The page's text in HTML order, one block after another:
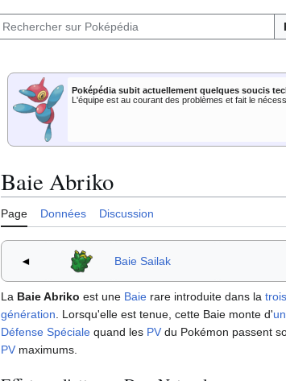
Poképédia subit actuellement quelques soucis
L'équipe est au courant des problèmes et fait le
Baie Abriko
Page Données Discussion
◄ Baie Sailak
La Baie Abriko est une Baie rare introduite dans la
génération . Lorsqu'elle est tenue, cette Baie monte d'
Défense Spéciale quand les PV du Pokémon passent
PV maximums.